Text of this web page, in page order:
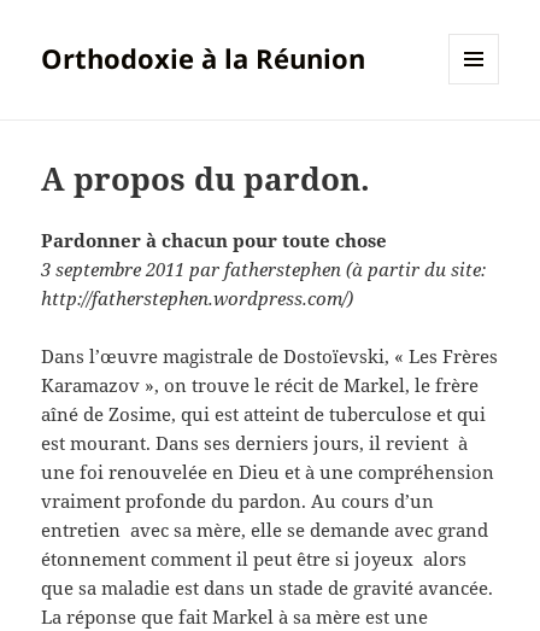
Orthodoxie à la Réunion
A propos du pardon.
Pardonner à chacun pour toute chose
3 septembre 2011 par fatherstephen (à partir du site:
http://fatherstephen.wordpress.com/)
Dans l’œuvre magistrale de Dostoïevski, « Les Frères
Karamazov », on trouve le récit de Markel, le frère
aîné de Zosime, qui est atteint de tuberculose et qui
est mourant. Dans ses derniers jours, il revient à
une foi renouvelée en Dieu et à une compréhension
vraiment profonde du pardon. Au cours d’un
entretien avec sa mère, elle se demande avec grand
étonnement comment il peut être si joyeux alors
que sa maladie est dans un stade de gravité avancée.
La réponse que fait Markel à sa mère est une